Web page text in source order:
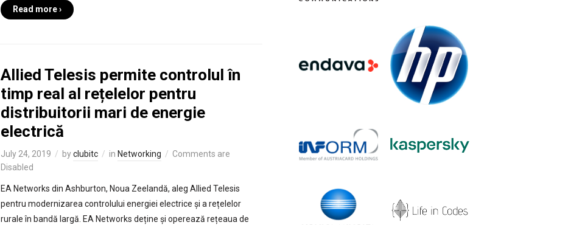
Read more ›
Allied Telesis permite controlul în
timp real al rețelelor pentru
distribuitorii mari de energie
electrică
July 24, 2019 byclubitc in Networking
Comments are
Disabled
EA Networks din Ashburton, Noua Zeelandă, aleg Allied Telesis
pentru modernizarea controlului energiei electrice și a rețelelor
rurale în bandă largă. EA Networks deține și operează rețeaua de